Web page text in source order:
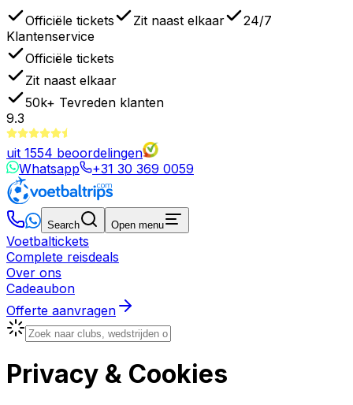
Officiële tickets Zit naast elkaar
24/7
Klantenservice
Officiële tickets
Zit naast elkaar
50k+ Tevreden klanten
9.3
uit 1554 beoordelingen
Whatsapp
+31 30 369 0059
Search Open menu
Voetbaltickets
Complete reisdeals
Over ons
Cadeaubon
Offerte aanvragen
Privacy & Cookies